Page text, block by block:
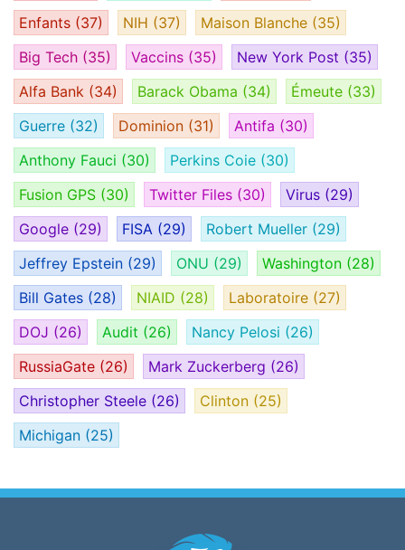
Enfants (37) NIH (37) Maison Blanche (35)
Big Tech (35) Vaccins (35) New York Post (35)
Alfa Bank (34) Barack Obama (34) Émeute (33)
Guerre (32) Dominion (31) Antifa (30)
Anthony Fauci (30) Perkins Coie (30)
Fusion GPS (30) Twitter Files (30) Virus (29)
Google (29) FISA (29) Robert Mueller (29)
Jeffrey Epstein (29) ONU (29) Washington (28)
Bill Gates (28) NIAID (28) Laboratoire (27)
DOJ (26) Audit (26) Nancy Pelosi (26)
RussiaGate (26) Mark Zuckerberg (26)
Christopher Steele (26) Clinton (25)
Michigan (25)